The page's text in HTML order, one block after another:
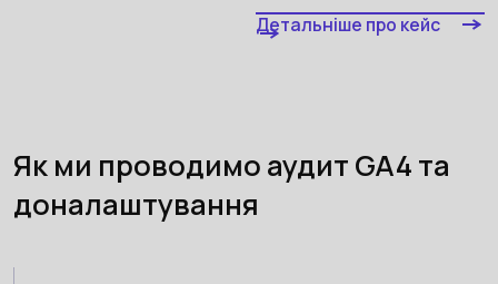
Детальніше про кейс
Як ми проводимо аудит GA4 та
доналаштування